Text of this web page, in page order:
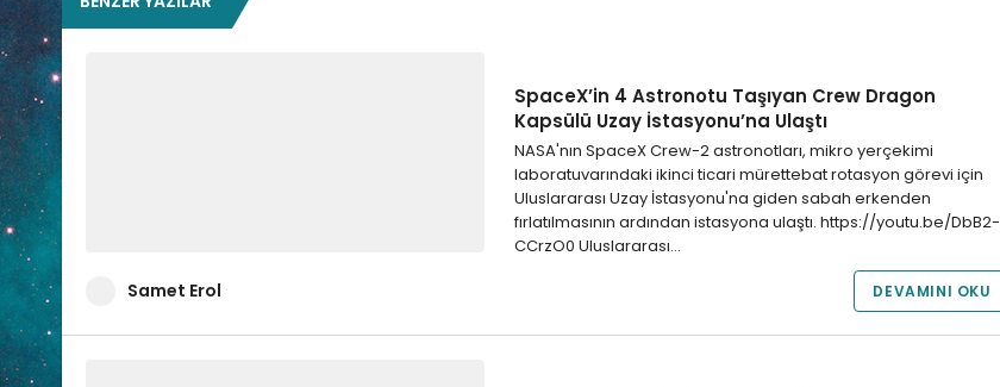
SpaceX’in 4 Astronotu Taşıyan Crew Dragon
Kapsülü Uzay İstasyonu’na Ulaştı
NASA'nın SpaceX Crew-2 astronotları, mikro yerçekimi
laboratuvarındaki ikinci ticari mürettebat rotasyon görevi için
Uluslararası Uzay İstasyonu'na giden sabah erkenden
fırlatılmasının ardından istasyona ulaştı. https://youtu.be/DbB2-
CCrzO0 Uluslararası…
Samet Erol DEVAMINI OKU